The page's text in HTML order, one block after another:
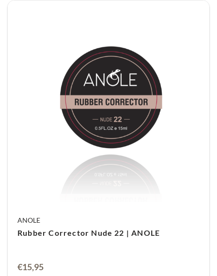
ANOLE
Rubber Corrector Nude 22 | ANOLE
€15,95